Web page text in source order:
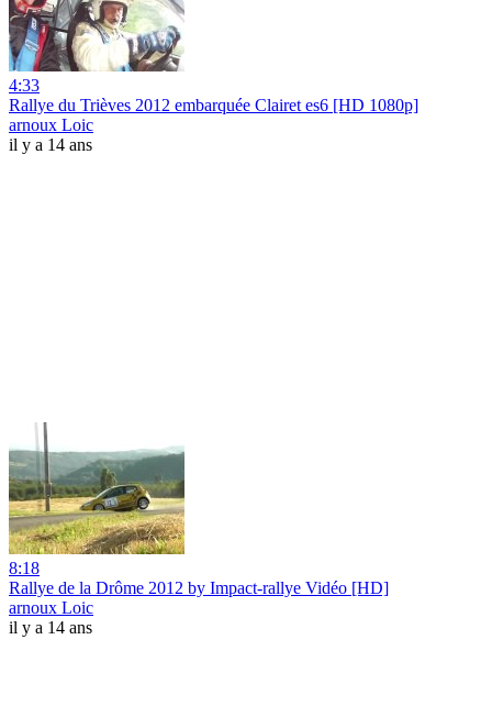
4:33
Rallye du Trièves 2012 embarquée Clairet es6 [HD 1080p]
arnoux Loic
il y a 14 ans
8:18
Rallye de la Drôme 2012 by Impact-rallye Vidéo [HD]
arnoux Loic
il y a 14 ans